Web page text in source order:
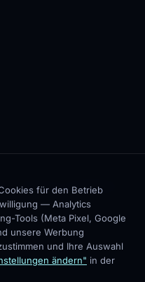
15 Minuten Erstgespräch,
für den Betrieb
— Analytics
Tools (Meta Pixel, Google
unsere Werbung
und Ihre Auswahl
ändern" in der